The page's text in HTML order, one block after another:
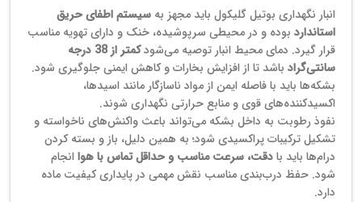
انبار نگهداری بوتیل گلیکول باید مجهز به سیستم اطفای حریق
استاندارد بوده و در محیطی سرپوشیده، خنک و دارای تهویه مناسب
قرار گیرد. دمای محیط انبار توصیه می‌شود
کمتر از 38 درجه
سانتی‌گراد باشد تا از افزایش بخارات و کاهش ایمنی جلوگیری شود.
بشکه‌ها باید با فاصله ایمن از مواد ناسازگار مانند اسیدها،
اکسیدکننده‌های قوی و منابع حرارتی نگهداری شوند.
نفوذ رطوبت به داخل بشکه می‌تواند باعث واکنش‌های ناخواسته و
تشکیل ترکیبات پراکسیدی شود؛ به همین دلیل، باز و بسته کردن
درام‌ها باید بادقت، سرعت مناسب و حداقل تماس با هوا انجام
شود. حفظ درب‌بندی مناسب نقش مهمی در پایداری کیفیت ماده
دارد.